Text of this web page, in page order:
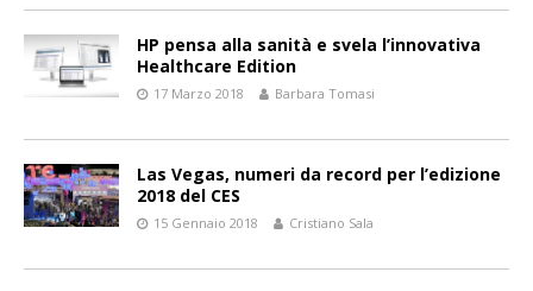
HP pensa alla sanità e svela l’innovativa
Healthcare Edition
17 Marzo 2018 Barbara Tomasi
Las Vegas, numeri da record per l’edizione
2018 del CES
15 Gennaio 2018 Cristiano Sala